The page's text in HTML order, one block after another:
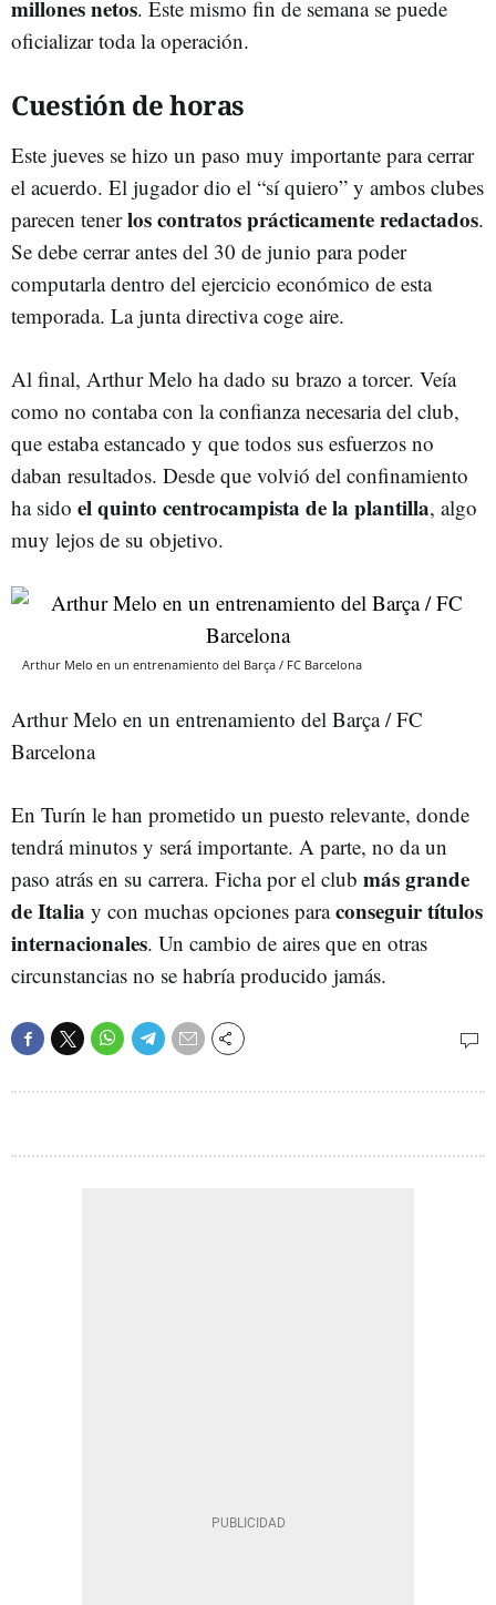
millones netos. Este mismo fin de semana se puede
oficializar toda la operación.
Cuestión de horas
Este jueves se hizo un paso muy importante para cerrar
el acuerdo. El jugador dio el “sí quiero” y ambos clubes
parecen tenerlos contratos prácticamente redactados.
Se debe cerrar antes del 30 de junio para poder
computarla dentro del ejercicio económico de esta
temporada. La junta directiva coge aire.
Al final, Arthur Melo ha dado su brazo a torcer. Veía
como no contaba con la confianza necesaria del club,
que estaba estancado y que todos sus esfuerzos no
daban resultados. Desde que volvió del confinamiento
ha sido el quinto centrocampista de la plantilla, algo
muy lejos de su objetivo.
Arthur Melo en un entrenamiento del Barça / FC Barcelona
Arthur Melo en un entrenamiento del Barça / FC
Barcelona
En Turín le han prometido un puesto relevante, donde
tendrá minutos y será importante. A parte, no da un
paso atrás en su carrera. Ficha por el club más grande
de Italia y con muchas opciones paraconseguir títulos
internacionales. Un cambio de aires que en otras
circunstancias no se habría producido jamás.